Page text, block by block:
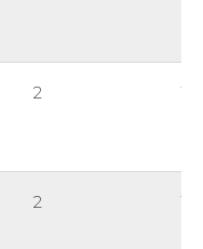
2
2